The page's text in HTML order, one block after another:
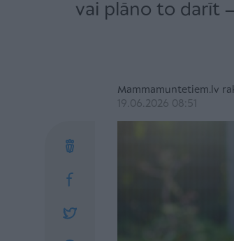
vai plāno to darīt
Mammamuntetiem.lv
19.06.2026 08:51